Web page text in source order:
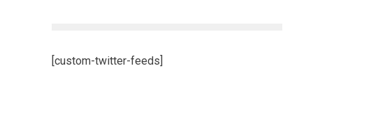
[custom-twitter-feeds]